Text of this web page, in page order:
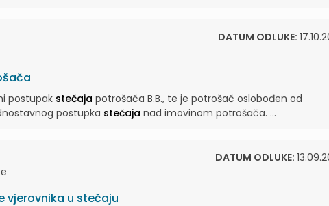
DATUM ODLUKE:
postupak stečaja potrošača B.B., te je potrošač oslobođen od
postupka stečaja nad imovinom potrošača. ...
DATUM ODLUKE:
vjerovnika u stečaju